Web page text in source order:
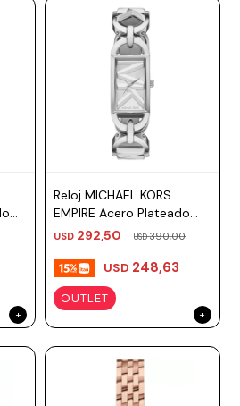
Reloj MICHAEL KORS
EMPIRE Acero Plateado
Esfera 30mm
USD 292,50 USD390,00
USD 248,63
OUTLET